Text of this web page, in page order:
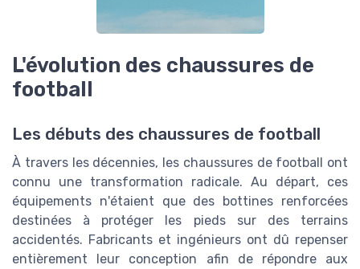
L'évolution des chaussures de
football
Les débuts des chaussures de football
À travers les décennies, les chaussures de football ont
connu une transformation radicale. Au départ, ces
équipements n'étaient que des bottines renforcées
destinées à protéger les pieds sur des terrains
accidentés. Fabricants et ingénieurs ont dû repenser
entièrement leur conception afin de répondre aux